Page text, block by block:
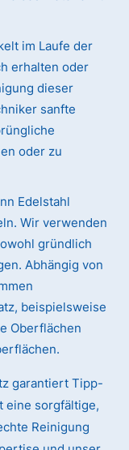
im Laufe der
erhalten oder
dieser
sanfte
oder zu
Edelstahl
Wir verwenden
gründlich
Abhängig von
beispielsweise
Oberflächen
garantiert Tipp-
eine sorgfältige,
Reinigung